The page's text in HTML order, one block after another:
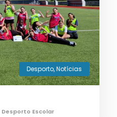
Desporto,Notícias
Desporto Escolar